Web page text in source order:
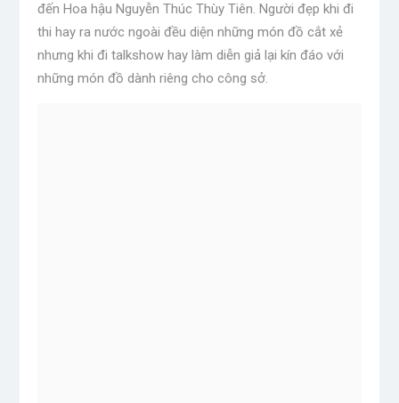
đến Hoa hậu Nguyễn Thúc Thùy Tiên. Người đẹp khi đi
thi hay ra nước ngoài đều diện những món đồ cắt xẻ
nhưng khi đi talkshow hay làm diễn giả lại kín đáo với
những món đồ dành riêng cho công sở.